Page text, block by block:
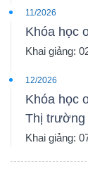
11/2026
Khóa học
Khai giảng:
12/2026
Khóa học
Thị trường
Khai giảng: